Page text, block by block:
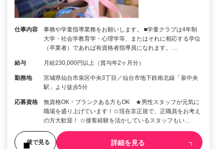
仕事内容
事務や学童指導業務をお願いします。 ■学童クラブは4年制
大学・社会学教育学・心理学等、またはそれに相応する学位
（卒業者）であれば有資格者指導員になれます。…
給与 月給230,000円以上（賞与年2ヶ月分）
勤務地
宮城県仙台市泉区中央3丁目／仙台市地下鉄南北線「泉中央
駅」より徒歩5分
応募資格
無資格OK・ブランクある方もOK ★男性スタッフが元気に
職場を盛り上げています！☆現在非正規で、正職員をお考え
の方大歓迎！ ☆接客経験を活かしているスタッフもい…
後で見る 詳細を見る